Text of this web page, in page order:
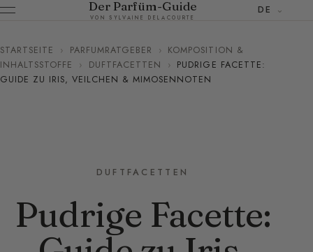
Der Parfüm-Guide
VON SYLVAINE DELACOURTE
DE
STARTSEITE › PARFUMRATGEBER › KOMPOSITION &
INHALTSSTOFFE
› DUFTFACETTEN › PUDRIGE FACETTE:
GUIDE ZU IRIS, VEILCHEN & MIMOSENNOTEN
DUFTFACETTEN
Pudrige Facette: